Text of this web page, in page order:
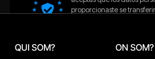
QUI SOM? ON SOM?